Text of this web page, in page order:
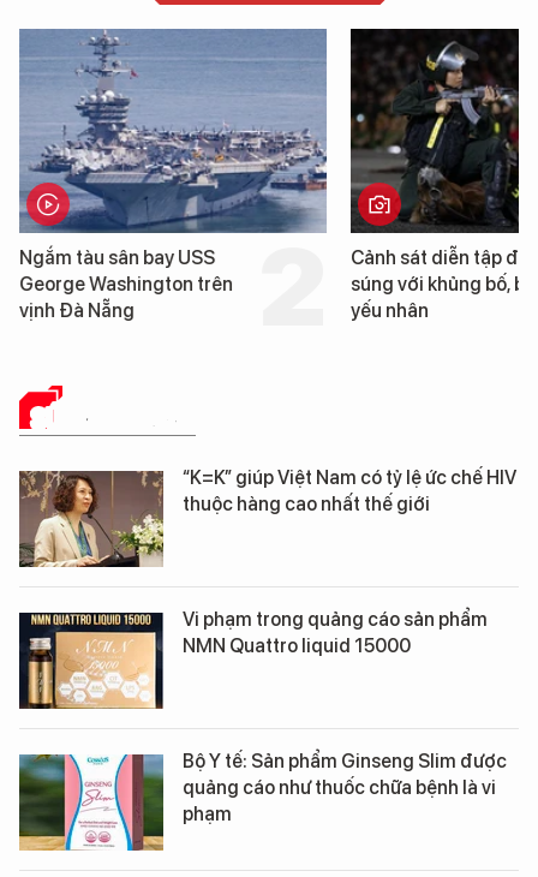
Ngắm tàu sân bay USS
George Washington trên
vịnh Đà Nẵng
Cảnh sát diễn tập
súng với khủng bố,
yếu nhân
SỨC KHỎE 24H
“K=K” giúp Việt Nam có tỷ lệ ức chế HIV
thuộc hàng cao nhất thế giới
Vi phạm trong quảng cáo sản phẩm
NMN Quattro liquid 15000
Bộ Y tế: Sản phẩm Ginseng Slim được
quảng cáo như thuốc chữa bệnh là vi
phạm